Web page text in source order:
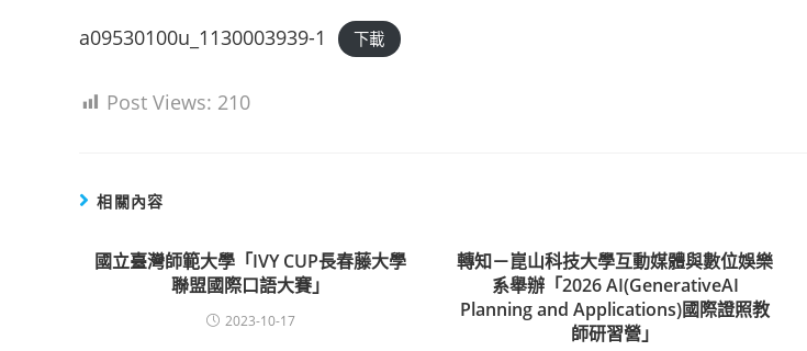
a09530100u_1130003939-1 下載
Post Views: 210
相關內容
國立臺灣師範大學「IVY CUP長春藤大學
聯盟國際口語大賽」
2023-10-17
轉知－崑山科技大學互動媒體與數位娛樂
系舉辦「2026 AI(GenerativeAI
Planning and Applications)國際證照教
師研習營」